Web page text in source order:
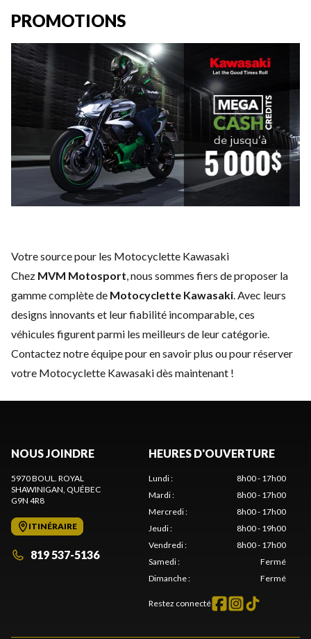
PROMOTIONS
Votre source pour les Motocyclette Kawasaki
Chez MVM Motosport , nous sommes fiers de proposer la
gamme complète de Motocyclette Kawasaki . Avec leurs
designs innovants et leur fiabilité incomparable, ces
véhicules figurent parmi les meilleurs de leur catégorie.
Contactez notre équipepour en savoir plus ou pour réserver
votre Motocyclette Kawasaki dès maintenant !
NOUS JOINDRE
5970 BOUL. ROYAL
SHAWINIGAN , QUÉBEC
G9N 4R8
ITINÉRAIRE
819 537-5136
HEURES D'OUVERTURE
Lundi:
8h00 - 17h00
Mardi:
8h00 - 17h00
Mercredi:
8h00 - 17h00
Jeudi:
8h00 - 19h00
Vendredi:
8h00 - 17h00
Samedi:
Fermé
Dimanche: Fermé
Restez connecté